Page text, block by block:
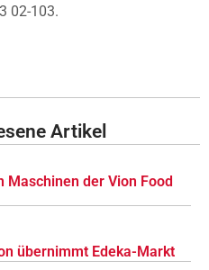
02-103.
Artikel
Maschinen der Vion Food
übernimmt Edeka-Markt